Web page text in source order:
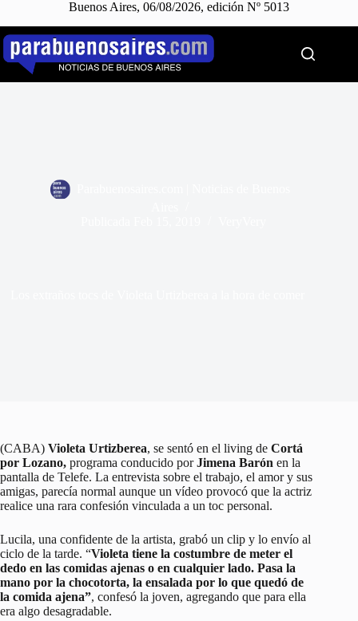
Buenos Aires, 06/08/2026, edición Nº 5013
Saltar
contenido
(CABA) Violeta Urtizberea, se sentó en el living de Cortá
por Lozano, programa conducido porJimena Barón en la
pantalla de Telefe. La entrevista sobre el trabajo, el amor y sus
amigas, parecía normal aunque un vídeo provocó que la actriz
realice una rara confesión vinculada a un toc personal.
Lucila, una confidente de la artista, grabó un clip y lo envío al
ciclo de la tarde. “Violeta tiene la costumbre de meter el
dedo en las comidas ajenas o en cualquier lado. Pasa la
mano por la chocotorta, la ensalada por lo que quedó de
la comida ajena”, confesó la joven, agregando que para ella
era algo desagradable.